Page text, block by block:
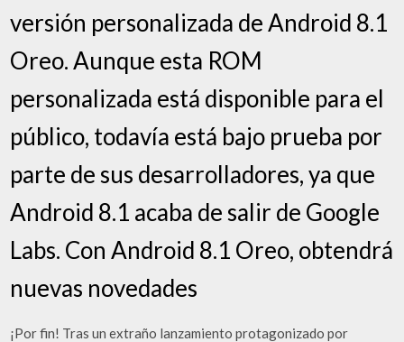
versión personalizada de Android 8.1
Oreo. Aunque esta ROM
personalizada está disponible para el
público, todavía está bajo prueba por
parte de sus desarrolladores, ya que
Android 8.1 acaba de salir de Google
Labs. Con Android 8.1 Oreo, obtendrá
nuevas novedades
¡Por fin! Tras un extraño lanzamiento protagonizado por